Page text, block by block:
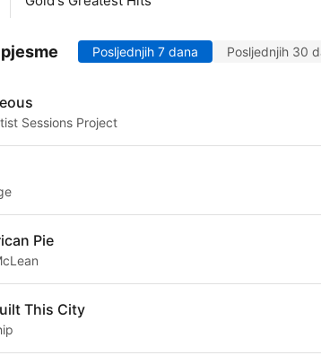
Posljednjih 7 dana Posljednjih 30
Sessions Project
Pie
This City